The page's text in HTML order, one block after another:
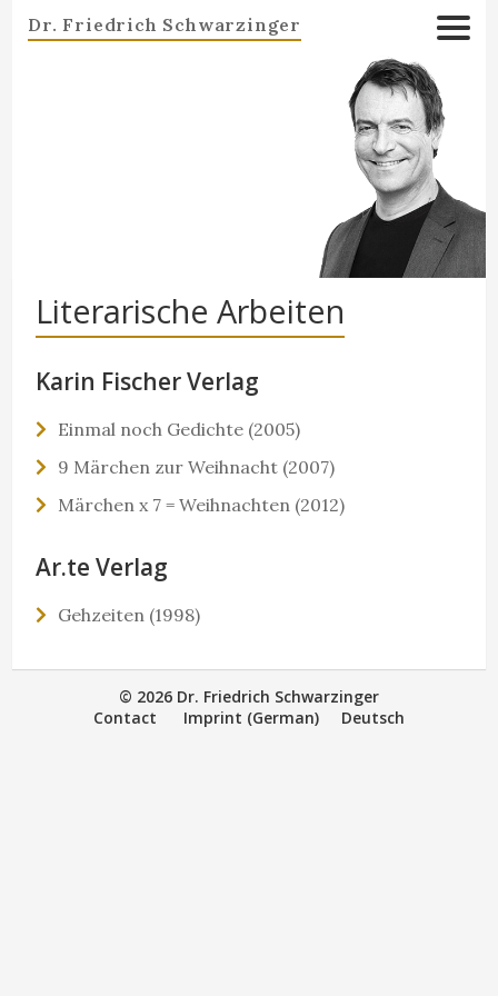
Dr. Friedrich Schwarzinger
Literarische Arbeiten
Karin Fischer Verlag
Einmal noch Gedichte (2005)
9 Märchen zur Weihnacht (2007)
Märchen x 7 = Weihnachten (2012)
Ar.te Verlag
Gehzeiten (1998)
© 2026 Dr. Friedrich Schwarzinger
Contact
Imprint (German) Deutsch